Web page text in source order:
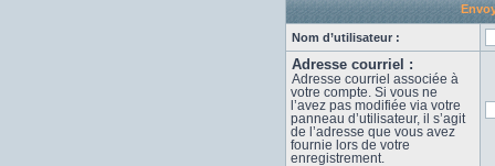
Nom d’utilisateur :
Adresse courriel :
Adresse courriel associée à
votre compte. Si vous ne
l’avez pas modifiée via votre
panneau d’utilisateur, il s’agit
de l’adresse que vous avez
fournie lors de votre
enregistrement.